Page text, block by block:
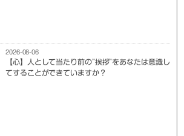
2026-08-06
【心】人として当たり前の”挨拶”をあなたは意識し
てすることができていますか？